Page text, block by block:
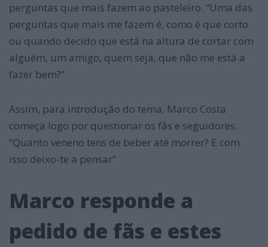
perguntas que mais fazem ao pasteleiro. “Uma das
perguntas que mais me fazem é, como é que corto
ou quando decido que está na altura de cortar com
alguém, um amigo, quem seja, que não me está a
fazer bem?”
Assim, para introdução do tema, Marco Costa
começa logo por questionar os fãs e seguidores:
“Quanto veneno tens de beber até morrer? E com
isso deixo-te a pensar”
Marco responde a
pedido de fãs e estes